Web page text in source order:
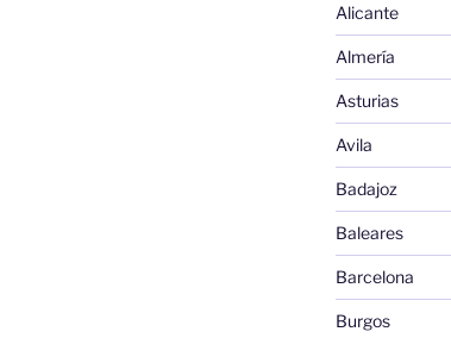
Alicante
Almería
Asturias
Avila
Badajoz
Baleares
Barcelona
Burgos